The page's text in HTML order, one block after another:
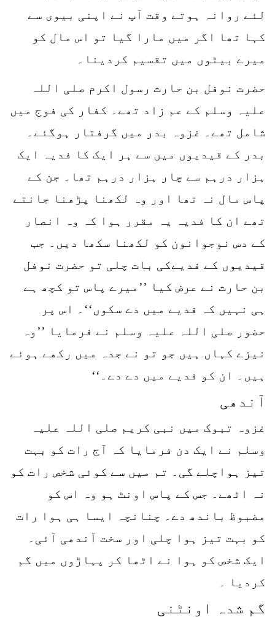
لئے روانہ ہوتے وقت آپ نے اپنی بیوی سے
کہا تھا اگر میں مارا گیا تو اس مال کو
میرے بیٹوں میں تقسیم کردینا۔
حضرت نوفل بن حارث رسول اکرم صلی اللہ
علیہ وسلم کے عم زاد تھے۔ کفار کی فوج میں
شامل تھے۔ غزوہ بدر میں گرفتار ہوگئے۔
بدر کے قیدیوں میں سے ہر ایک کا فدیہ ایک
ہزار درہم سے چار ہزار درہم تھا۔ جن کے
پاس مال نہ تھا اور وہ لکھنا پڑھنا جانتے
تھے ان کا فدیہ یہ مقرر ہوا کہ وہ انصار
کے دس نوجوانون کو لکھنا سکھا دیں۔ جب
قیدیوں کے فدیےکی بات چلی تو حضرت نوفل
بن حارث نے عرض کیا ’’میرے پاس تو کچھ ہے
ہی نہیں کہ فدیے میں دے سکوں‘‘۔ اس پر
حضور صلی اللہ علیہ وسلم نے فرمایا ’’وہ
نیزے کہاں ہیں جو تو نے جدہ میں رکھے ہوئے
ہیں۔ ان کو فدیے میں دے دے۔‘‘
آندھی
غزوہ تبوک میں نبی کریم صلی اللہ علیہ
وسلم نے ایک دن فرمایا کہ آج رات کو بہت
تیز ہواچلے گی۔ تم میں سے کوئی شخص رات کو
نہ اٹھے۔ جس کے پاس اونٹ ہو وہ اس کو
مضبوظ باندھ دے۔ چنانچہ ایسا ہی ہوا رات
کو بہت تیز ہوا چلی اور سخت آندھی آئی۔
ایک شخص کو ہوا نے اٹھا کر پہاڑوں میں گم
کردیا ۔
گم شدہ اونٹنی